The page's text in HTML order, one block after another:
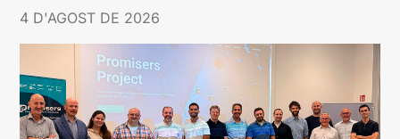
4 D'AGOST DE 2026